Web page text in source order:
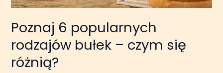
Poznaj 6 popularnych
rodzajów bułek – czym się
różnią?